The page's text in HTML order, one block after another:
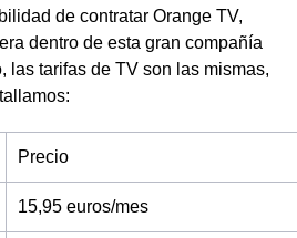
de contratar Orange TV,
dentro de esta gran compañía
las tarifas de TV son las mismas,
Precio
15,95 euros/mes